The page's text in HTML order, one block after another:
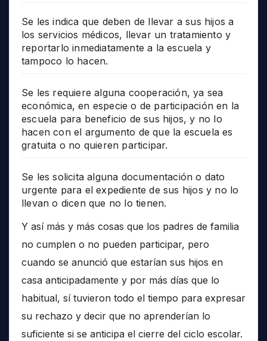
Se les indica que deben de llevar a sus hijos a
los servicios médicos, llevar un tratamiento y
reportarlo inmediatamente a la escuela y
tampoco lo hacen.
Se les requiere alguna cooperación, ya sea
económica, en especie o de participación en la
escuela para beneficio de sus hijos, y no lo
hacen con el argumento de que la escuela es
gratuita o no quieren participar.
Se les solicita alguna documentación o dato
urgente para el expediente de sus hijos y no lo
llevan o dicen que no lo tienen.
Y así más y más cosas que los padres de familia
no cumplen o no pueden participar, pero
cuando se anunció que estarían sus hijos en
casa anticipadamente y por más días que lo
habitual, sí tuvieron todo el tiempo para expresar
su rechazo y decir que no aprenderían lo
suficiente si se anticipa el cierre del ciclo escolar.